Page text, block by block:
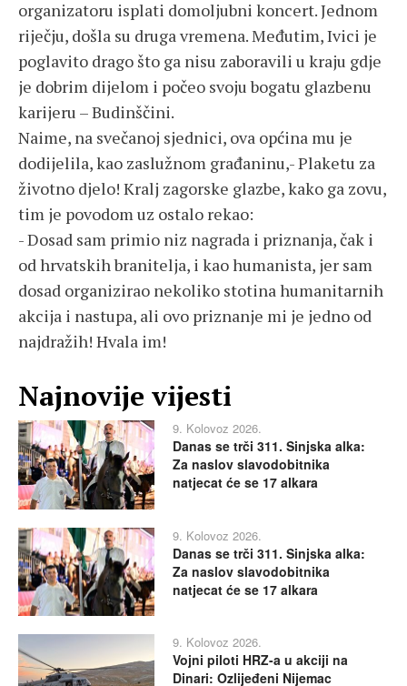
organizatoru isplati domoljubni koncert. Jednom
riječju, došla su druga vremena. Međutim, Ivici je
poglavito drago što ga nisu zaboravili u kraju gdje
je dobrim dijelom i počeo svoju bogatu glazbenu
karijeru – Budinščini.
Naime, na svečanoj sjednici, ova općina mu je
dodijelila, kao zaslužnom građaninu,- Plaketu za
životno djelo! Kralj zagorske glazbe, kako ga zovu,
tim je povodom uz ostalo rekao:
- Dosad sam primio niz nagrada i priznanja, čak i
od hrvatskih branitelja, i kao humanista, jer sam
dosad organizirao nekoliko stotina humanitarnih
akcija i nastupa, ali ovo priznanje mi je jedno od
najdražih! Hvala im!
Najnovije vijesti
9. Kolovoz 2026.
Danas se trči 311. Sinjska alka:
Za naslov slavodobitnika
natjecat će se 17 alkara
9. Kolovoz 2026.
Danas se trči 311. Sinjska alka:
Za naslov slavodobitnika
natjecat će se 17 alkara
9. Kolovoz 2026.
Vojni piloti HRZ-a u akciji na
Dinari: Ozlijeđeni Nijemac